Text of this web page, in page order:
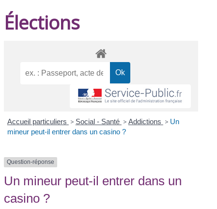
Élections
Accueil particuliers > Social - Santé > Addictions > Un
mineur peut-il entrer dans un casino ?
Question-réponse
Un mineur peut-il entrer dans un
casino ?